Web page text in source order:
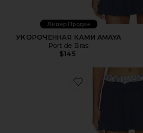
Лидер Продаж
УКОРОЧЕННАЯ КАМИ AMAYA
Port de Bras
$145
Favorite ЮБКА